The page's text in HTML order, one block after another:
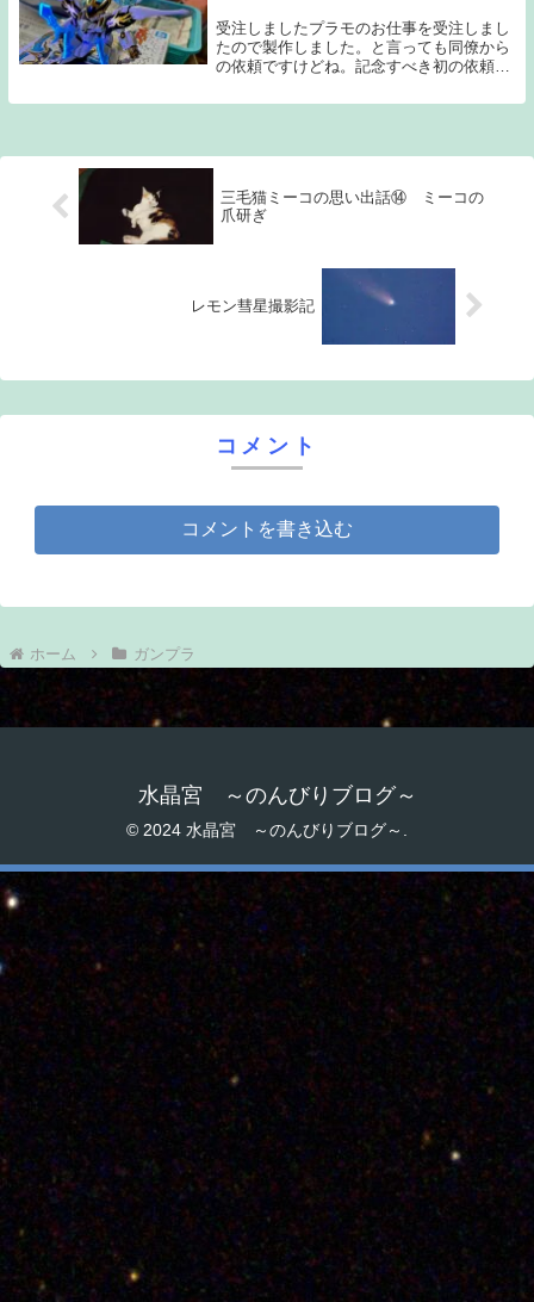
受注しましたプラモのお仕事を受注しまし
たので製作しました。と言っても同僚から
の依頼ですけどね。記念すべき初の依頼で
ガンプラではないのですが、これまた
三毛猫ミーコの思い出話⑭ ミーコの
爪研ぎ
レモン彗星撮影記
コメント
コメントを書き込む
ホーム ガンプラ
水晶宮 ～のんびりブログ～
© 2024 水晶宮 ～のんびりブログ～.